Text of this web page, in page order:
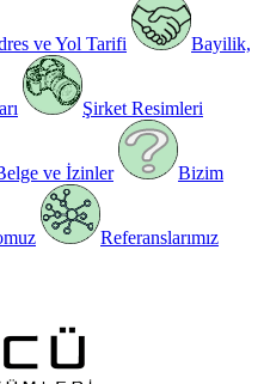
ve Yol Tarifi Bayilik,
Şirket Resimleri
ve İzinler Bizim
Referanslarımız